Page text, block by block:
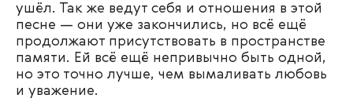
ушёл. Так же ведут себя и отношения в этой
песне — они уже закончились, но всё ещё
продолжают присутствовать в пространстве
памяти. Ей всё ещё непривычно быть одной,
но это точно лучше, чем вымаливать любовь
и уважение.